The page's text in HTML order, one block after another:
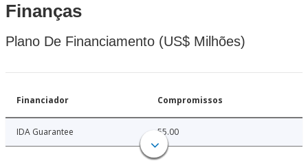
Finanças
Plano De Financiamento (US$ Milhões)
Financiador Compromissos
IDA Guarantee 55.00